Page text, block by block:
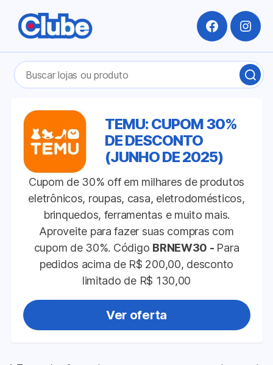
Pesquisar
por:
Facebook
TEMU: CUPOM 30%
DE DESCONTO
(JUNHO DE 2025)
Cupom de 30% off em milhares de produtos
eletrônicos, roupas, casa, eletrodomésticos,
brinquedos, ferramentas e muito mais.
Aproveite para fazer suas compras com
cupom de 30%. Código BRNEW30 - Para
pedidos acima de R$ 200,00, desconto
limitado de R$ 130,00
Ver oferta